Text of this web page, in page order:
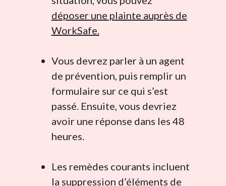
déposer une plainte auprès de
WorkSafe.
Vous devrez parler à un agent
de prévention, puis remplir un
formulaire sur ce qui s’est
passé. Ensuite, vous devriez
avoir une réponse dans les 48
heures.
Les remèdes courants incluent
la suppression d’éléments de